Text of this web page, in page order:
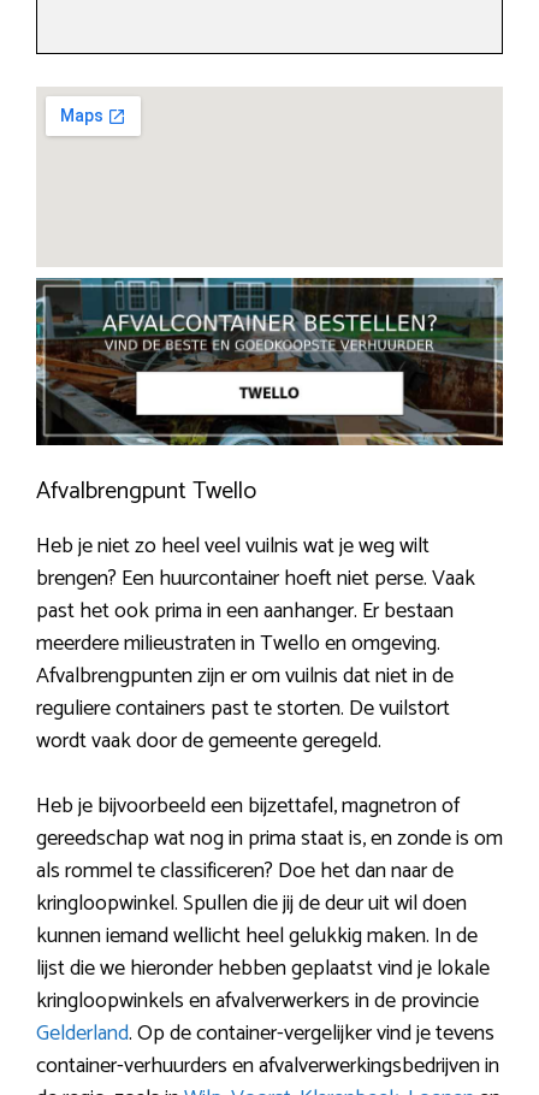
Afvalbrengpunt Twello
Heb je niet zo heel veel vuilnis wat je weg wilt
brengen? Een huurcontainer hoeft niet perse. Vaak
past het ook prima in een aanhanger. Er bestaan
meerdere milieustraten in Twello en omgeving.
Afvalbrengpunten zijn er om vuilnis dat niet in de
reguliere containers past te storten. De vuilstort
wordt vaak door de gemeente geregeld.
Heb je bijvoorbeeld een bijzettafel, magnetron of
gereedschap wat nog in prima staat is, en zonde is om
als rommel te classificeren? Doe het dan naar de
kringloopwinkel. Spullen die jij de deur uit wil doen
kunnen iemand wellicht heel gelukkig maken. In de
lijst die we hieronder hebben geplaatst vind je lokale
kringloopwinkels en afvalverwerkers in de provincie
Gelderland. Op de container-vergelijker vind je tevens
container-verhuurders en afvalverwerkingsbedrijven in